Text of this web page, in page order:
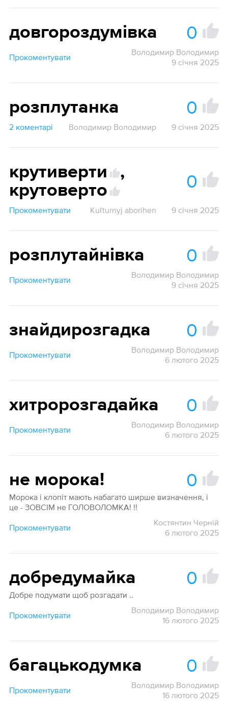
довгороздумівка 0
Прокоментувати
Володимир Володимир
9 січня 2025
розплутанка 0
2 коментарі Володимир Володимир 9 січня 2025
крутиверти
,
крутоверто
0
Прокоментувати Kuľturnyj aborihen 9 січня 2025
розплутайнівка 0
Прокоментувати
Володимир Володимир
9 січня 2025
знайдирозгадка 0
Прокоментувати
Володимир Володимир
6 лютого 2025
хитророзгадайка 0
Прокоментувати
Володимир Володимир
6 лютого 2025
не морока! 0
Морока і клопіт мають набагато ширше визначення, і
це - ЗОВСІМ не ГОЛОВОЛОМКА! !!
Прокоментувати
Костянтин Черній
6 лютого 2025
добредумайка 0
Добре подумати щоб розгадати ..
Прокоментувати
Володимир Володимир
16 лютого 2025
багацькодумка 0
Прокоментувати
Володимир Володимир
16 лютого 2025